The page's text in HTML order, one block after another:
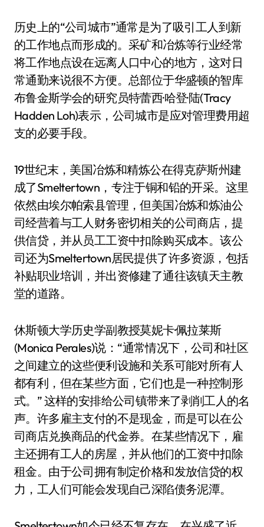
历史上的“公司城市”通常是为了吸引工人到新
的工作地点而形成的。采矿和冶炼等行业经常
将工作地点设在远离人口中心的地方，这对日
常通勤来说很不方便。总部位于华盛顿的智库
布鲁金斯学会的研究员特蕾西·哈登·陆(Tracy
Hadden Loh)表示，公司城市是应对管理费用超
支的必要手段。
19世纪末，美国冶炼和精炼公在得克萨斯州建
成了Smeltertown，专注于铜和铅的开采。这里
依然由埃尔帕索县管理，但美国冶炼和炼油公
司经营着与工人财务密切相关的公司商店，提
供信贷，并从员工工资中扣除购买成本。该公
司还为Smeltertown居民提供了许多资源，包括
补贴职业培训，并出资修建了通往该镇天主教
堂的道路。
休斯顿大学历史学副教授莫妮卡·佩拉莱斯
(Monica Perales)说：“通常情况下，公司和社区
之间建立的这些便利设施和关系可能对所有人
都有利，但在某些方面，它们也是一种控制形
式。” 这样的安排给公司镇带来了剥削工人的名
声。许多雇主支付的不是现金，而是可以在公
司商店兑换商品的代金券。在某些情况下，雇
主还拥有工人的房屋，并从他们的工资中扣除
租金。由于公司拥有制定价格和发放信贷的权
力，工人们可能会发现自己深陷债务泥潭。